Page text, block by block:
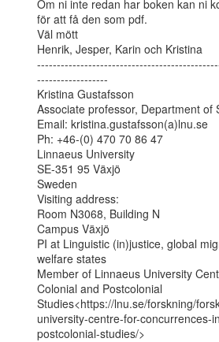
Om ni inte redan har boken kan ni
för att få den som pdf.
Väl mött
Henrik, Jesper, Karin och Kristina
------------------
Kristina Gustafsson
Associate professor, Department of
Email: kristina.gustafsson(a)lnu.se
Ph: +46-(0) 470 70 86 47
Linnaeus University
SE-351 95 Växjö
Sweden
Visiting address:
Room N3068, Building N
Campus Växjö
PI at Linguistic (in)justice, global
welfare states
Member of Linnaeus University
Colonial and Postcolonial
Studies<https://lnu.se/forskning/
university-centre-for-concurrences-
postcolonial-studies/>